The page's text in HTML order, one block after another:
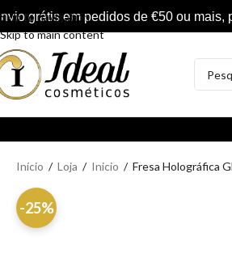
Skip to navigation
Skip to main content
grátis em pedidos de €50 ou mais,
Início / Loja / Inicio / Fresa Holográfica
-25%